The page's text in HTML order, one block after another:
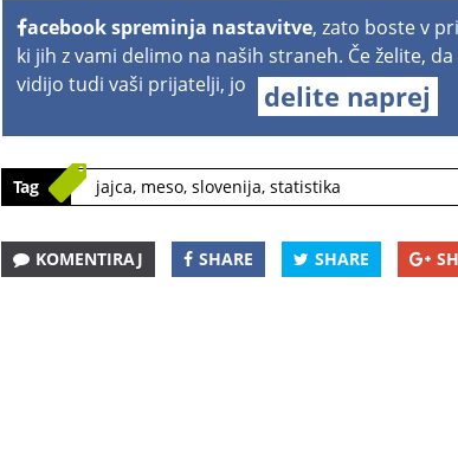
acebook spreminja nastavitve, zato boste v
ki jih z vami delimo na naših straneh. Če želite,
vidijo tudi vaši prijatelji, jo
delite naprej
Tag jajca, meso, slovenija, statistika
KOMENTIRAJ SHARE SHARE